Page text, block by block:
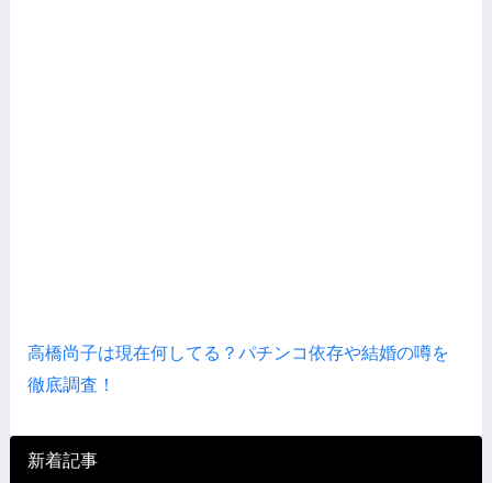
高橋尚子は現在何してる？パチンコ依存や結婚の噂を
徹底調査！
新着記事